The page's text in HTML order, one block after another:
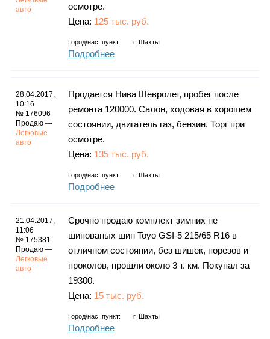
авто
осмотре.
Цена: 125 тыс. руб.
Город/нас. пункт: г. Шахты
Подробнее
28.04.2017,
10:16
№ 176096
Продаю —
Легковые
авто
Продается Нива Шевролет, пробег после
ремонта 120000. Салон, ходовая в хорошем
состоянии, двигатель газ, бензин. Торг при
осмотре.
Цена: 135 тыс. руб.
Город/нас. пункт: г. Шахты
Подробнее
21.04.2017,
11:06
№ 175381
Продаю —
Легковые
авто
Срочно продаю комплект зимних не
шипованых шин Toyo GSI-5 215/65 R16 в
отличном состоянии, без шишек, порезов и
проколов, прошли около 3 т. км. Покупал за
19300.
Цена: 15 тыс. руб.
Город/нас. пункт: г. Шахты
Подробнее